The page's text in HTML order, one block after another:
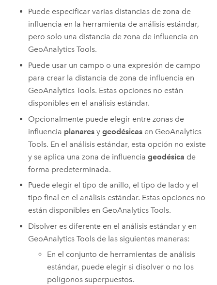
Puede especificar varias distancias de zona de
influencia en la herramienta de análisis estándar,
pero solo una distancia de zona de influencia en
GeoAnalytics Tools.
Puede usar un campo o una expresión de campo
para crear la distancia de zona de influencia en
GeoAnalytics Tools. Estas opciones no están
disponibles en el análisis estándar.
Opcionalmente puede elegir entre zonas de
influencia planares ygeodésicas en GeoAnalytics
Tools. En el análisis estándar, esta opción no existe
y se aplica una zona de influenciageodésica de
forma predeterminada.
Puede elegir el tipo de anillo, el tipo de lado y el
tipo final en el análisis estándar. Estas opciones no
están disponibles en GeoAnalytics Tools.
Disolver es diferente en el análisis estándar y en
GeoAnalytics Tools de las siguientes maneras:
En el conjunto de herramientas de análisis
estándar, puede elegir si disolver o no los
polígonos superpuestos.